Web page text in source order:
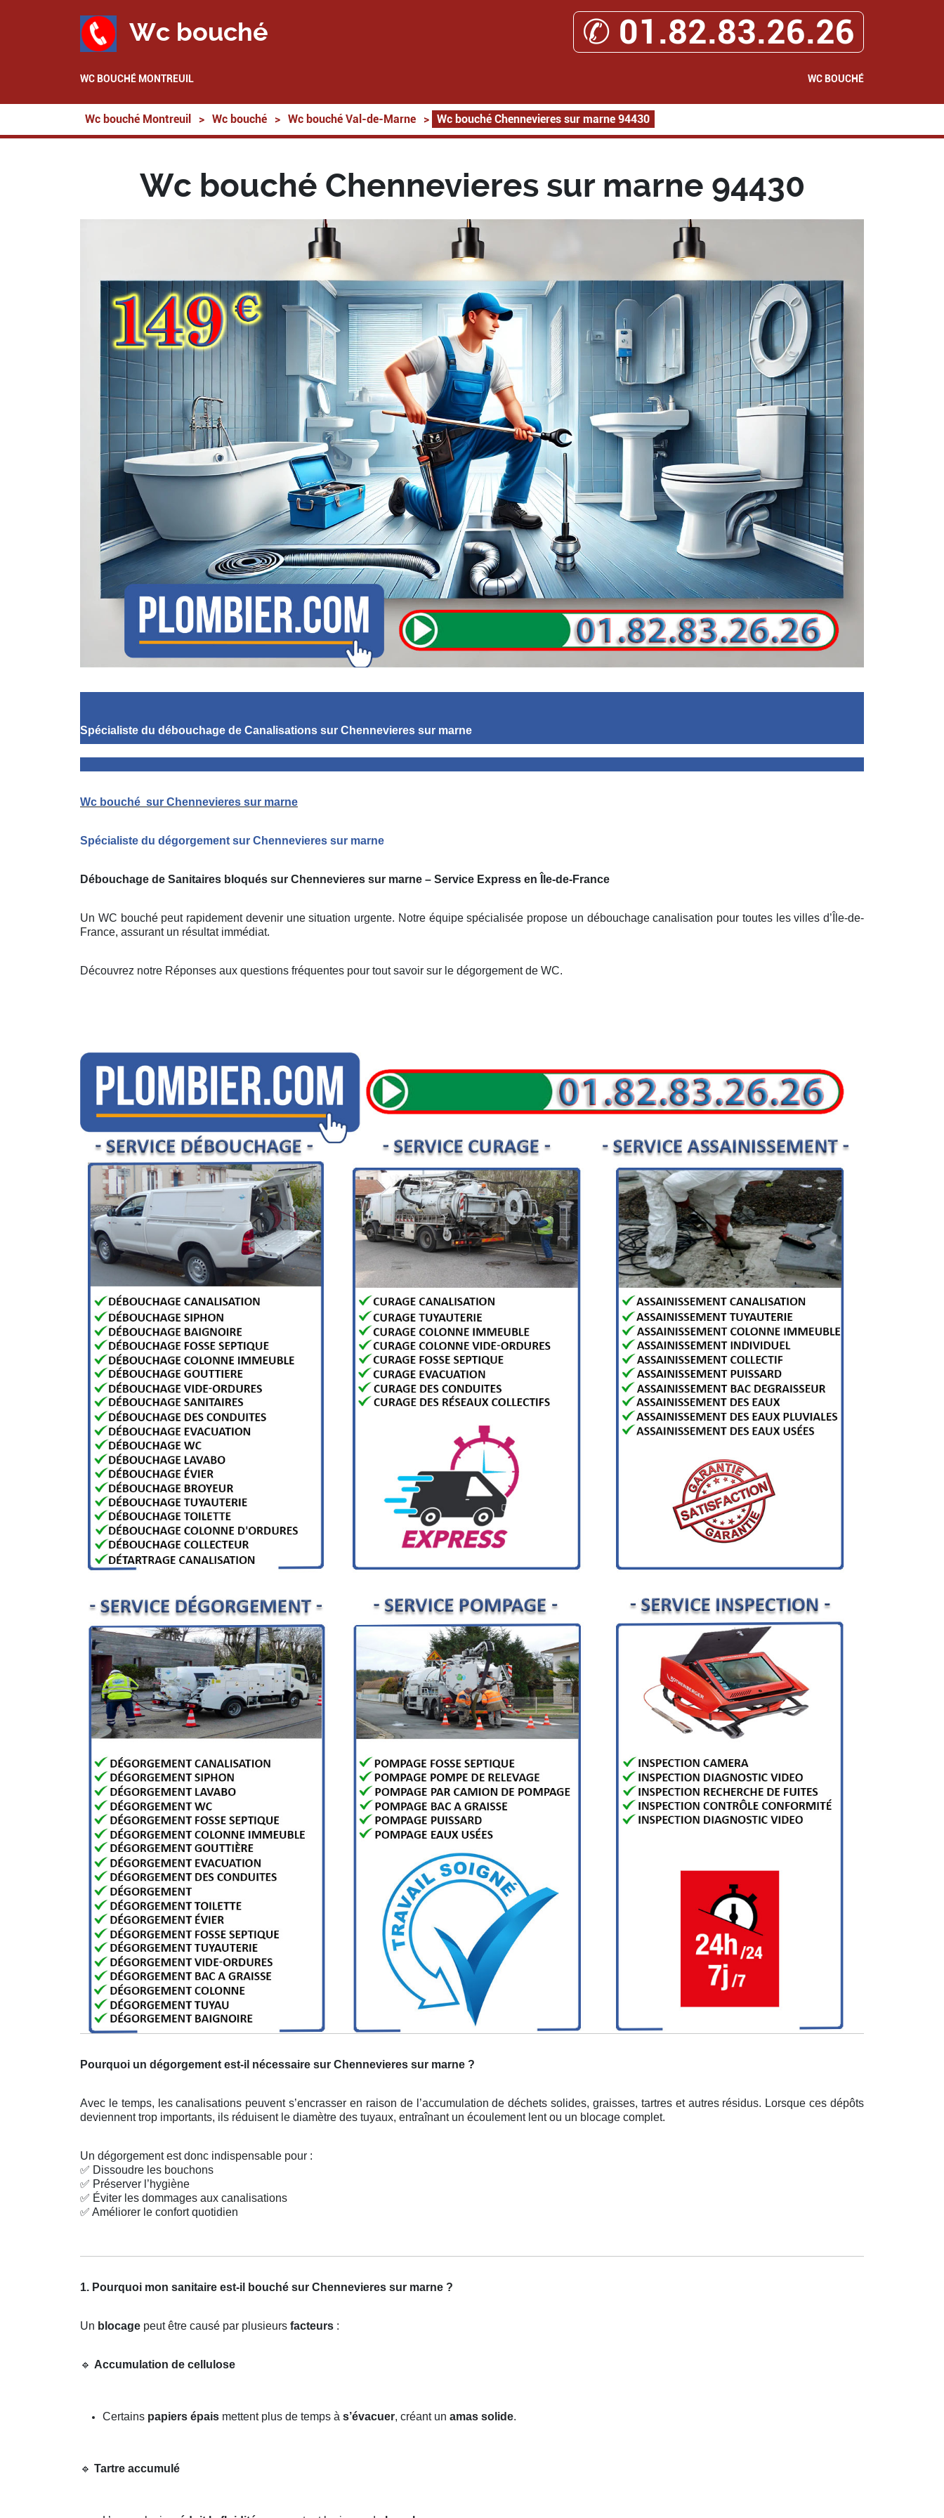
Wc bouché ✆ 01.82.83.26.26
WC BOUCHÉ MONTREUIL WC BOUCHÉ
Wc bouché Montreuil > Wc bouché > Wc bouché Val-de-Marne > Wc bouché Chennevieres sur marne 94430
Wc bouché Chennevieres sur marne 94430
Spécialiste du débouchage de Canalisations sur Chennevieres sur marne
Wc bouché sur Chennevieres sur marne
Spécialiste du dégorgement sur Chennevieres sur marne
Débouchage de Sanitaires bloqués sur Chennevieres sur marne – Service Express en Île-de-France
Un WC bouché peut rapidement devenir une situation urgente. Notre équipe spécialisée propose un débouchage canalisation pour toutes les villes d’Île-de-
France, assurant un résultat immédiat.
Découvrez notre Réponses aux questions fréquentes pour tout savoir sur le dégorgement de WC.
Pourquoi un dégorgement est-il nécessaire sur Chennevieres sur marne ?
Avec le temps, les canalisations peuvent s’encrasser en raison de l’accumulation de déchets solides, graisses, tartres et autres résidus. Lorsque ces dépôts
deviennent trop importants, ils réduisent le diamètre des tuyaux, entraînant un écoulement lent ou un blocage complet.
Un dégorgement est donc indispensable pour :
✅ Dissoudre les bouchons
✅ Préserver l’hygiène
✅ Éviter les dommages aux canalisations
✅ Améliorer le confort quotidien
1. Pourquoi mon sanitaire est-il bouché sur Chennevieres sur marne ?
Un blocage peut être causé par plusieurs facteurs :
🔹 Accumulation de cellulose
Certains papiers épais mettent plus de temps à s’évacuer, créant un amas solide.
🔹 Tartre accumulé